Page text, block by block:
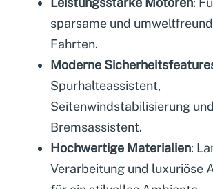
sparsame und
Fahrten.
Moderne
Spurhalteassistent,
Seitenwindstabilisierung und
Bremsassistent.
Hochwertige Materialien:
Verarbeitung und luxuriöse